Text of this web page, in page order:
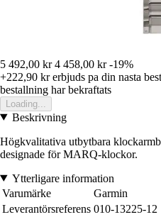
5 492,00 kr 4 458,00 kr -19%
+222,90 krerbjuds pa din nasta
bestallning har bekraftats
Loading...
Beskrivning
Högkvalitativa utbytbara
designade för MARQ-klockor.
Ytterligare information
Varumärke
Garmin
Leverantörsreferens 010-13225-12